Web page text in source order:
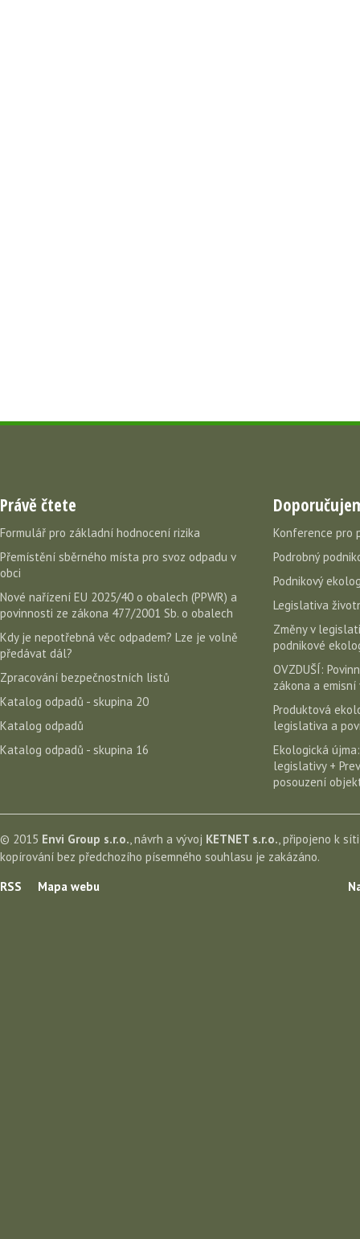
Právě čtete
Formulář pro základní hodnocení rizika
Přemístění sběrného místa pro svoz odpadu v
obci
Nové nařízení EU 2025/40 o obalech (PPWR) a
povinnosti ze zákona 477/2001 Sb. o obalech
Kdy je nepotřebná věc odpadem? Lze je volně
předávat dál?
Zpracování bezpečnostních listů
Katalog odpadů - skupina 20
Katalog odpadů
Katalog odpadů - skupina 16
Konference pro
Podrobný
Podnikový
Legislativa
Změny v
podnikové
OVZDUŠÍ:
zákona a emisní
Produktová
legislativa a
Ekologická
legislativy +
posouzení
© 2015 Envi Group s.r.o., návrh a vývoj KETNET s.r.o., připojeno k
kopírování bez předchozího písemného souhlasu je zakázáno.
RSS
Mapa webu